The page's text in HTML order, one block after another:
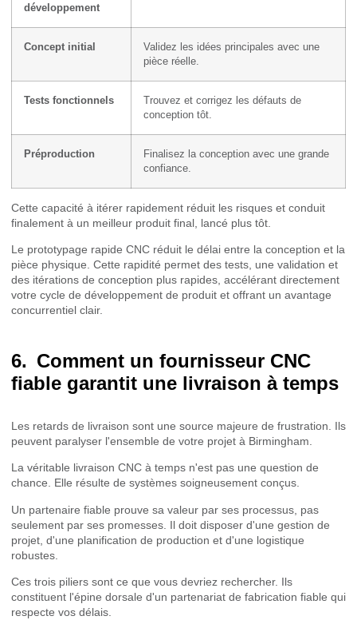
développement
Concept initial
Validez les idées principales avec une
pièce réelle.
Tests fonctionnels
Trouvez et corrigez les défauts de
conception tôt.
Préproduction
Finalisez la conception avec une grande
confiance.
Cette capacité à itérer rapidement réduit les risques et conduit
finalement à un meilleur produit final, lancé plus tôt.
Le prototypage rapide CNC réduit le délai entre la conception et la
pièce physique. Cette rapidité permet des tests, une validation et
des itérations de conception plus rapides, accélérant directement
votre cycle de développement de produit et offrant un avantage
concurrentiel clair.
Comment un fournisseur CNC
fiable garantit une livraison à temps
Les retards de livraison sont une source majeure de frustration. Ils
peuvent paralyser l'ensemble de votre projet à Birmingham.
La véritable livraison CNC à temps n'est pas une question de
chance. Elle résulte de systèmes soigneusement conçus.
Un partenaire fiable prouve sa valeur par ses processus, pas
seulement par ses promesses. Il doit disposer d'une gestion de
projet, d'une planification de production et d'une logistique
robustes.
Ces trois piliers sont ce que vous devriez rechercher. Ils
constituent l'épine dorsale d'un partenariat de fabrication fiable qui
respecte vos délais.